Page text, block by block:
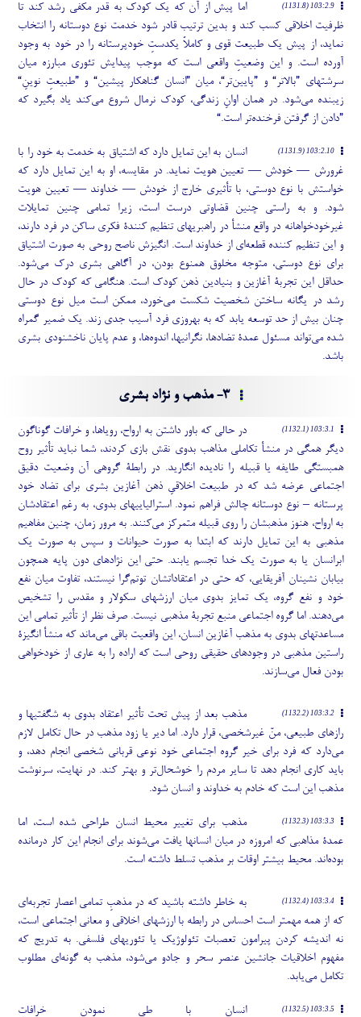
103:2.9 (1131.8)
اما پیش از آن که یک کودک به قدر مکفی رشد کند تا
ظرفیت اخلاقی کسب کند و بدین ترتیب قادر شود خدمت نوع دوستانه را انتخاب
نماید، از پیش یک طبیعت قوی و کاملاً یکدستِ خودپرستانه را در خود به وجود
آورده است. و این وضعیتِ واقعی است که موجب پیدایش تئوری مبارزه میان
سرشتهای ”بالاتر“ و ”پایینتر“، میان ”انسان گناهکار پیشین“ و ”طبیعتِ نوینِ“
زیبنده میشود. در همان اوانِ زندگی، کودک نرمال شروع میکند یاد بگیرد که
”دادن از گرفتن فرخندهتر است.“
103:2.10 (1131.9)
انسان به این تمایل دارد که اشتیاق به خدمت به خود را با
غرورش — خودش — تعیین هویت نماید. در مقایسه، او به این تمایل دارد که
خواستش با نوع دوستی، با تأثیری خارج از خودش — خداوند — تعیین هویت
شود. و به راستی چنین قضاوتی درست است، زیرا تمامی چنین تمایلات
غیرخودخواهانه در واقع منشأ در راهبریهای تنظیم کنندۀ فکری ساکن در فرد دارند،
و این تنظیم کننده قطعهای از خداوند است. انگیزش ناصح روحی به صورت اشتیاق
برای نوع دوستی، متوجه مخلوق همنوع بودن، در آگاهی بشری درک میشود.
حداقل این تجربۀ آغازین و بنیادین ذهن کودک است. هنگامی که کودک در حال
رشد در یگانه ساختن شخصیت شکست میخورد، ممکن است میل نوع دوستی
چنان بیش از حد توسعه یابد که به بهروزی فرد آسیب جدی زند. یک ضمیر گمراه
شده میتواند مسئول عمدۀ تضادها، نگرانیها، اندوهها، و عدم پایان ناخشنودی بشری
باشد.
3- مذهب و نژاد بشری
103:3.1 (1132.1)
در حالی که باور داشتن به ارواح، رویاها، و خرافات گوناگون
دیگر همگی در منشأ تکاملی مذاهب بدوی نقش بازی کردند، شما نباید تأثیر روح
همبستگی طایفه یا قبیله را نادیده انگارید. در رابطۀ گروهی آن وضعیت دقیق
اجتماعی عرضه شد که در طبیعت اخلاقیِ ذهن آغازین بشری برای تضاد خود
پرستانه – نوع دوستانه چالش فراهم نمود. استرالیاییهای بدوی، به رغم اعتقادشان
به ارواح، هنوز مذهبشان را روی قبیله متمرکز میکنند. به مرور زمان، چنین مفاهیم
مذهبی به این تمایل دارند که ابتدا به صورت حیوانات و سپس به صورت یک
ابرانسان یا به صورت یک خدا تجسم یابند. حتی این نژادهای دون پایه همچون
بیابان نشینان آفریقایی، که حتی در اعتقاداتشان توتمگرا نیستند، تفاوت میان نفع
خود و نفع گروه، یک تمایز بدوی میان ارزشهای سکولار و مقدس را تشخیص
میدهند. اما گروه اجتماعی منبع تجربۀ مذهبی نیست. صرف نظر از تأثیر تمامی این
مساعدتهای بدوی به مذهب آغازین انسان، این واقعیت باقی میماند که منشأ انگیزۀ
راستین مذهبی در وجودهای حقیقی روحی است که اراده را به عاری از خودخواهی
بودن فعال میسازند.
103:3.2 (1132.2)
مذهب بعد از پیش تحت تأثیر اعتقاد بدوی به شگفتیها و
رازهای طبیعی، منّ غیرشخصی، قرار دارد. اما دیر یا زود مذهب در حال تکامل لازم
میدارد که فرد برای خیر گروه اجتماعی خود نوعی قربانی شخصی انجام دهد، و
باید کاری انجام دهد تا سایر مردم را خوشحالتر و بهتر کند. در نهایت، سرنوشت
مذهب این است که خادم به خداوند و انسان شود.
103:3.3 (1132.3)
مذهب برای تغییر محیط انسان طراحی شده است، اما
عمدۀ مذاهبی که امروزه در میان انسانها یافت میشوند برای انجام این کار درمانده
بودهاند. محیط بیشتر اوقات بر مذهب تسلط داشته است.
103:3.4 (1132.4) به خاطر داشته باشید که در مذهبِ تمامی اعصار تجربهای
که از همه مهمتر است احساس در رابطه با ارزشهای اخلاقی و معانی اجتماعی است،
نه اندیشه کردن پیرامون تعصبات تئولوژیک یا تئوریهای فلسفی. به تدریج که
مفهوم اخلاقیات جانشین عنصر سحر و جادو میشود، مذهب به گونهای مطلوب
تکامل مییابد.
103:3.5 (1132.5)
انسان با طی نمودن خرافاتِ